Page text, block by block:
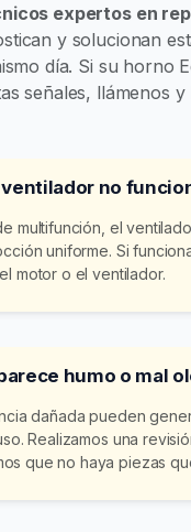
expertos en
y solucionan
día. Si su horno
señales, llámenos y
ventilador no
multifunción, el
uniforme. Si
motor o el ventilador.
humo o mal
dañada pueden
Realizamos una
que no haya piezas